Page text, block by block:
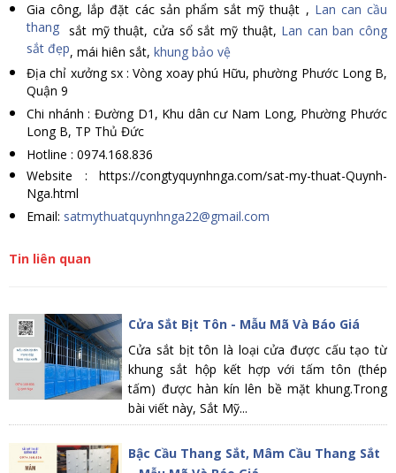
Gia công, lắp đặt các sản phẩm sắt mỹ thuật , Lan can cầu
thang sắt mỹ thuật, cửa sổ sắt mỹ thuật, Lan can ban công
sắt đẹp, mái hiên sắt, khung bảo vệ
Địa chỉ xưởng sx : Vòng xoay phú Hữu, phường Phước Long B,
Quận 9
Chi nhánh : Đường D1, Khu dân cư Nam Long, Phường Phước
Long B, TP Thủ Đức
Hotline : 0974.168.836
Website : https://congtyquynhnga.com/sat-my-thuat-Quynh-
Nga.html
Email: satmythuatquynhnga22@gmail.com
Tin liên quan
Cửa Sắt Bịt Tôn - Mẫu Mã Và Báo Giá
Cửa sắt bịt tôn là loại cửa được cấu tạo từ
khung sắt hộp kết hợp với tấm tôn (thép
tấm) được hàn kín lên bề mặt khung.Trong
bài viết này, Sắt Mỹ...
Bậc Cầu Thang Sắt, Mâm Cầu Thang Sắt